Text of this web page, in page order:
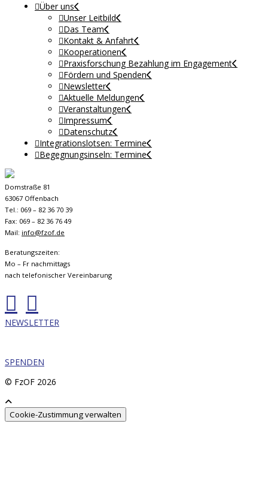
Über uns
Unser Leitbild
Das Team
Kontakt & Anfahrt
Kooperationen
Praxisforschung Bezahlung im Engagement
Fördern und Spenden
Newsletter
Aktuelle Meldungen
Veranstaltungen
Impressum
Datenschutz
Integrationslotsen: Termine
Begegnungsinseln: Termine
Domstraße 81
63067 Offenbach
Tel.: 069 – 82 36 70 39
Fax: 069 – 82 36 76 49
Mail: info@fzof.de
Beratungszeiten:
Mo – Fr nachmittags
nach telefonischer Vereinbarung
NEWSLETTER
SPENDEN
© FzOF 2026
Cookie-Zustimmung verwalten